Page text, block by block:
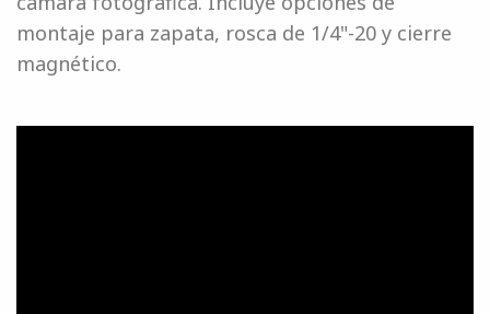
montaje para zapata, rosca de 1/4"-20 y cierre
magnético.